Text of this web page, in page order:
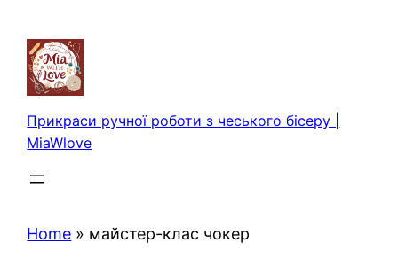
вмісту
Прикраси ручної роботи з чеського бісеру |
MiaWlove
Home » майстер-клас чокер